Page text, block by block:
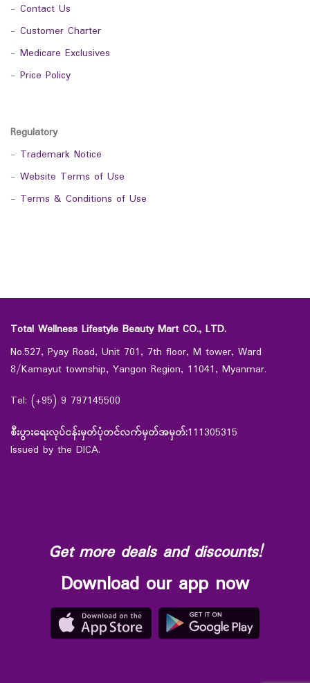
- Contact Us
- Customer Charter
- Medicare Exclusives
- Price Policy
Regulatory
- Trademark Notice
- Website Terms of Use
- Terms & Conditions of Use
Total Wellness Lifestyle Beauty Mart CO., LTD.
No.527, Pyay Road, Unit 701, 7th floor, M tower, Ward
8/Kamayut township, Yangon Region, 11041, Myanmar.
Tel: (+95) 9 797145500
စီးပွားရေးလုပ်ငန်းမှတ်ပုံတင်လက်မှတ်အမှတ်:111305315
Issued by the DICA.
Get more deals and discounts!
Download our app now